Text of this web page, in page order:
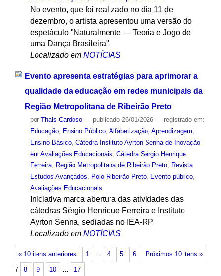
No evento, que foi realizado no dia 11 de
dezembro, o artista apresentou uma versão do
espetáculo "Naturalmente — Teoria e Jogo de
uma Dança Brasileira".
Localizado em NOTÍCIAS
Evento apresenta estratégias para aprimorar a
qualidade da educação em redes municipais da
Região Metropolitana de Ribeirão Preto
por Thais Cardoso — publicado26/01/2026 — registrado em:
Educação, Ensino Público, Alfabetização, Aprendizagem,
Ensino Básico, Cátedra Instituto Ayrton Senna de Inovação
em Avaliações Educacionais, Cátedra Sérgio Henrique
Ferreira, Região Metropolitana de Ribeirão Preto, Revista
Estudos Avançados, Polo Ribeirão Preto, Evento público,
Avaliações Educacionais
Iniciativa marca abertura das atividades das
cátedras Sérgio Henrique Ferreira e Instituto
Ayrton Senna, sediadas no IEA-RP
Localizado em NOTÍCIAS
« 10 itens anteriores Próximos 10 itens »
1 … 4 5 6
7 8 9 10 … 17